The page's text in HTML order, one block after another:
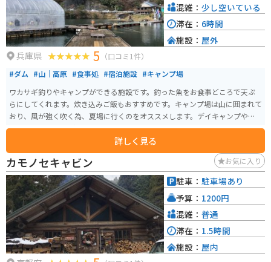
跡にも指定されている「篠山城跡」や伝統的な町並みが残る丹波篠山の中心
部から車で10分程度の距離に位置しています。 舞鶴若狭自動車道の丹南篠山
口から10分ほどです。銀杏の季節は近隣の農地を駐車場として開放してくれ
ています。行くまでの道は少しわかりにくいかもしれません。
兵庫県 5 （口コミ1件）
#ダム #山｜高原 #食事処 #宿泊施設 #キャンプ場
ワカサギ釣りやキャンプができる施設です。釣った魚をお食事どころで天ぷ
らにしてくれます。炊き込みご飯もおすすめです。キャンプ場は山に囲まれて
おり、風が強く吹く為、夏場に行くのをオススメします。デイキャンプやBB
Qもできるので、手軽に行けます。
詳しく見る
混雑： 少し空いている
滞在： 6時間
施設： 屋外
カモノセキャビン お気に入り
駐車： 駐車場あり
予算： 1200円
混雑： 普通
滞在： 1.5時間
施設： 屋内